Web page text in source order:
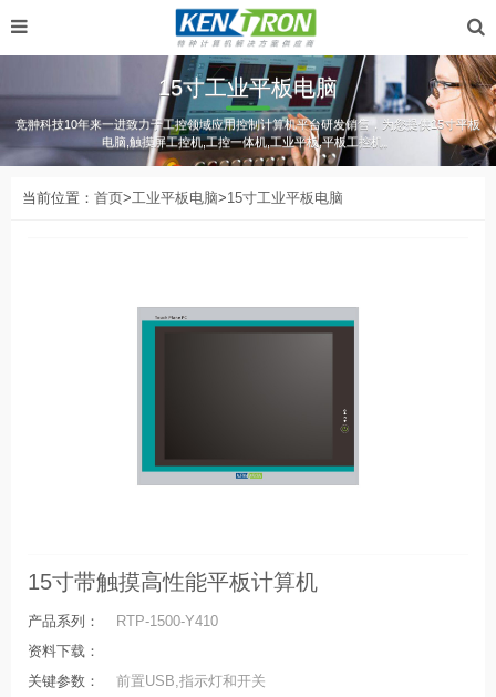
15寸工业平板电脑
竞翀科技10年来一进致力于工控领域应用控制计算机平台研发销售，为您提供15寸平板
电脑,触摸屏工控机,工控一体机,工业平板,平板工控机。
当前位置： 首页>工业平板电脑>15寸工业平板电脑
15寸带触摸高性能平板计算机
产品系列：
RTP-1500-Y410
资料下载：
关键参数：
前置USB,指示灯和开关